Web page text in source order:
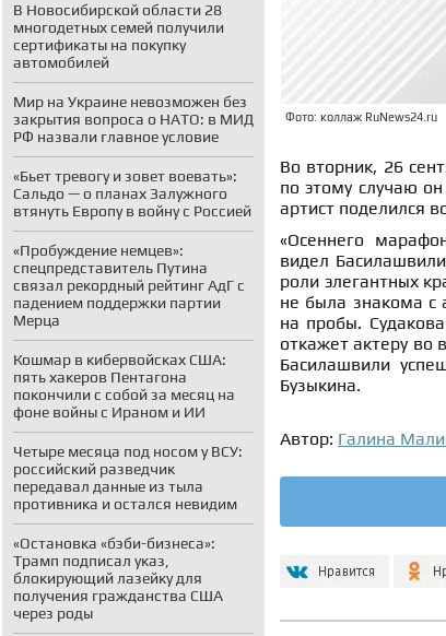
В Новосибирской области 28
многодетных семей получили
сертификаты на покупку
автомобилей
Мир на Украине невозможен без
закрытия вопроса о НАТО: в МИД
РФ назвали главное условие
«Бьет тревогу и зовет воевать»:
Сальдо — о планах Залужного
втянуть Европу в войну с Россией
«Пробуждение немцев»:
спецпредставитель Путина
связал рекордный рейтинг АдГ с
падением поддержки партии
Мерца
Кошмар в кибервойсках США:
пять хакеров Пентагона
покончили с собой за месяц на
фоне войны с Ираном и ИИ
Четыре месяца под носом у ВСУ:
российский разведчик
передавал данные из тыла
противника и остался невидим
«Остановка «бэби-бизнеса»:
Трамп подписал указ,
блокирующий лазейку для
получения гражданства США
через роды
Фото: коллаж RuNews24.ru
Во вторник, 26
по этому случаю
артист поделился
«Осеннего
видел
роли элегантных
не была знакома с
на пробы.
откажет актеру во
Басилашвили
Бузыкина.
Автор: Галина